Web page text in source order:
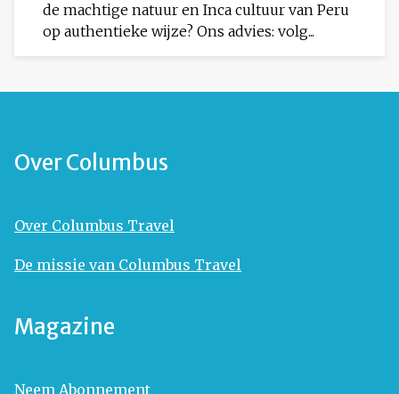
de machtige natuur en Inca cultuur van Peru
op authentieke wijze? Ons advies: volg...
Over Columbus
Over Columbus Travel
De missie van Columbus Travel
Magazine
Neem Abonnement